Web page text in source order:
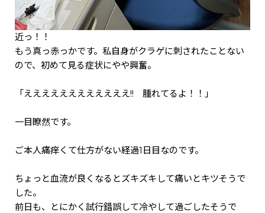
近っ！！
もう真っ赤っかです。私自身がクラゲに刺されたことない
ので、初めて見る症状にやや興奮。
「ええええええええええええ!! 腫れてるよ！！」
一目瞭然です。
ご本人痛痒くて仕方がない経過1日目なのです。
ちょっと血流が良くなるとズキズキして痛いとキツそうで
した。
前日も、とにかく試行錯誤して冷やして過ごしたそうで